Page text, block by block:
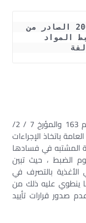
كتاب دورى رقم 2 لسنة 2008 الصادر من
– ورد إلينا كتاب السيد وزير الصحة رقم 163 والمؤرخ 7 / 2/
باتخاذ الإجراءات
المشتبه في فسادها
الضبط ، حيث تبين
الأغذية بالتصرف في
ينطوي عليه ذلك من
صدور قرارات تأييد